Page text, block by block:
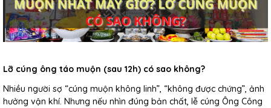
Lỡ cúng ông táo muộn (sau 12h) có sao không?
Nhiều người sợ “cúng muộn không linh”, “không được chứng”, ảnh
hưởng vận khí. Nhưng nếu nhìn đúng bản chất, lễ cúng Ông Công